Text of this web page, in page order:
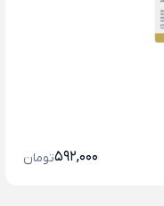
592,000تومان